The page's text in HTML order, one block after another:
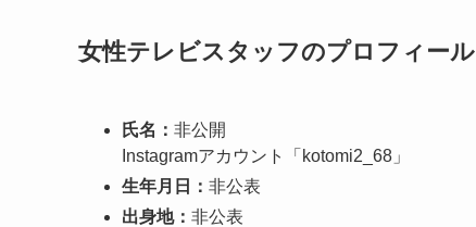
女性テレビスタッフのプロフィール
氏名： 非公開
Instagramアカウント「kotomi2_68」
生年月日： 非公表
出身地： 非公表